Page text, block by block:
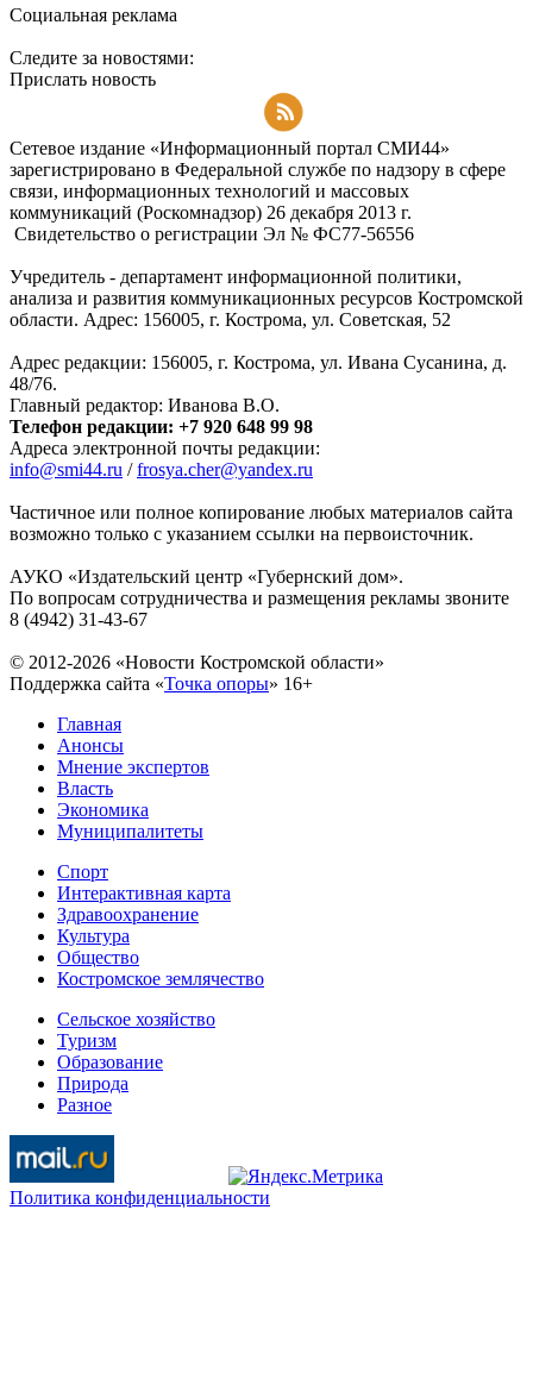
Социальная реклама
Следите за новостями:
Прислать новость
Сетевое издание «Информационный портал СМИ44»
зарегистрировано в Федеральной службе по надзору в сфере
связи, информационных технологий и массовых
коммуникаций (Роскомнадзор) 26 декабря 2013 г.
Свидетельство о регистрации Эл № ФC77-56556
Учредитель - департамент информационной политики,
анализа и развития коммуникационных ресурсов Костромской
области. Адрес: 156005, г. Кострома, ул. Советская, 52
Адрес редакции: 156005, г. Кострома, ул. Ивана Сусанина, д.
48/76.
Главный редактор: Иванова В.О.
Телефон редакции: +7 920 648 99 98
Адреса электронной почты редакции:
info@smi44.ru /frosya.cher@yandex.ru
Частичное или полное копирование любых материалов сайта
возможно только с указанием ссылки на первоисточник.
АУКО «Издательский центр «Губернский дом».
По вопросам сотрудничества и размещения рекламы звоните
8 (4942) 31-43-67
© 2012-2026 «Новости Костромской области»
Поддержка сайта «Точка опоры» 16+
Главная
Анонсы
Мнение экспертов
Власть
Экономика
Муниципалитеты
Спорт
Интерактивная карта
Здравоохранение
Культура
Общество
Костромское землячество
Сельское хозяйство
Туризм
Образование
Природа
Разное
Политика конфиденциальности